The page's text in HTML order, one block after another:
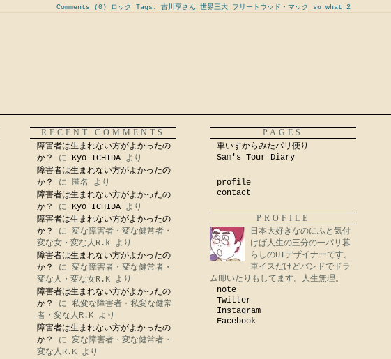
Comments (0) ロック Tags: 古川享さん 世界三大 フリートウッド・マック so what 2
RECENT COMMENTS
障害者は生まれない方がよかったの
か？
に Kyo ICHIDAより
障害者は生まれない方がよかったの
か？
に 匿名
より
障害者は生まれない方がよかったの
か？
に Kyo ICHIDAより
障害者は生まれない方がよかったの
か？
に 変な障害者・変な健常者・
変な女・変な人R.kより
障害者は生まれない方がよかったの
か？
に 変な障害者・変な健常者・
変な人・変な女R.Kより
障害者は生まれない方がよかったの
か？
に 私変な障害者・私変な健常
者・変な人R.Kより
障害者は生まれない方がよかったの
か？
に 変な障害者・変な健常者・
変な人R.Kより
PAGES
車いすからみたパリ便り
Sam's Tour Diary
profile
contact
PROFILE
日本大好きなのにふと気付
けば人生の三分の一パリ暮
らしのUIデザイナーです。
車イスだけどバンドでドラ
ム叩いたりもしてます。人生無理。
note
Twitter
Instagram
Facebook